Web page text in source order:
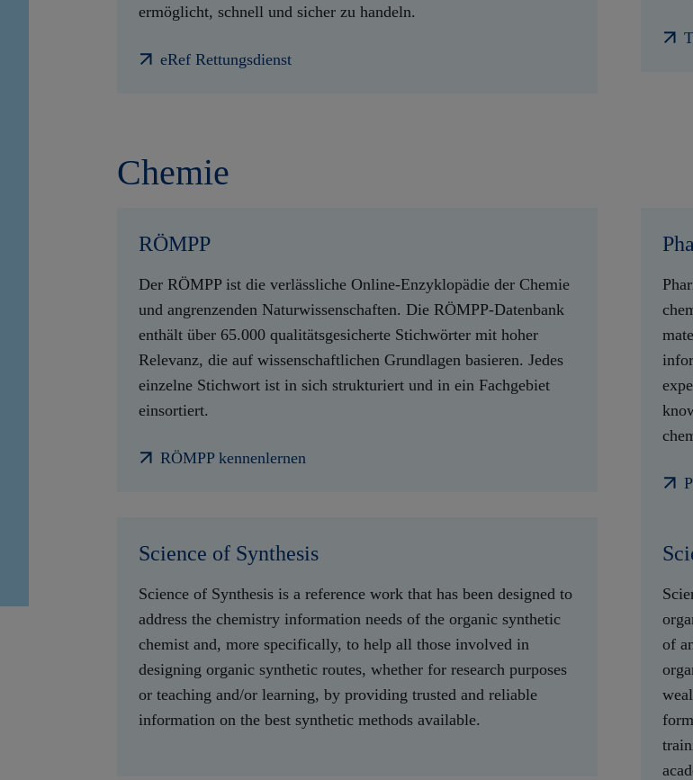
ermöglicht, schnell und sicher zu handeln.
eRef Rettungsdienst
Chemie
RÖMPP
Der RÖMPP ist die verlässliche Online-Enzyklopädie der Chemie
und angrenzenden Naturwissenschaften. Die RÖMPP-Datenbank
enthält über 65.000 qualitätsgesicherte Stichwörter mit hoher
Relevanz, die auf wissenschaftlichen Grundlagen basieren. Jedes
einzelne Stichwort ist in sich strukturiert und in ein Fachgebiet
einsortiert.
RÖMPP kennenlernen
Science of Synthesis
Science of Synthesis is a reference work that has been designed to
address the chemistry information needs of the organic synthetic
chemist and, more specifically, to help all those involved in
designing organic synthetic routes, whether for research purposes
or teaching and/or learning, by providing trusted and reliable
information on the best synthetic methods available.
of